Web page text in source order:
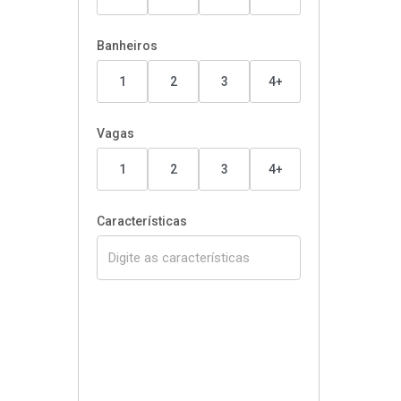
Banheiros
1 2 3 4+
Vagas
1 2 3 4+
Características